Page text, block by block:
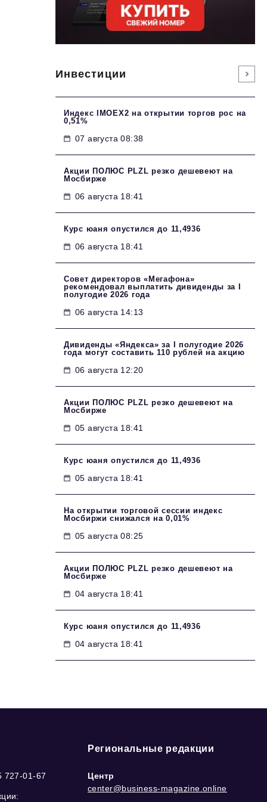
Инвестиции
Индекс IMOEX2 на открытии торгов рос на
0,51%
07 августа 08:38
Акции ПОЛЮС PLZL резко дешевеют на
Мосбирже
06 августа 18:41
Курс юаня опустился до 11,4936
06 августа 18:41
Совет директоров «Мегафона»
рекомендовал выплатить дивиденды за I
полугодие 2026 года
06 августа 14:13
Дивиденды «Яндекса» за I полугодие 2026
года могут составить 110 рублей на акцию
06 августа 12:20
Акции ПОЛЮС PLZL резко дешевеют на
Мосбирже
05 августа 18:41
Курс юаня опустился до 11,4936
05 августа 18:41
На открытии торговой сессии индекс
Мосбиржи снижался на 0,01%
05 августа 08:25
Акции ПОЛЮС PLZL резко дешевеют на
Мосбирже
04 августа 18:41
Курс юаня опустился до 11,4936
04 августа 18:41
727-01-67
Региональные редакции
Центр
center@business-magazine.online